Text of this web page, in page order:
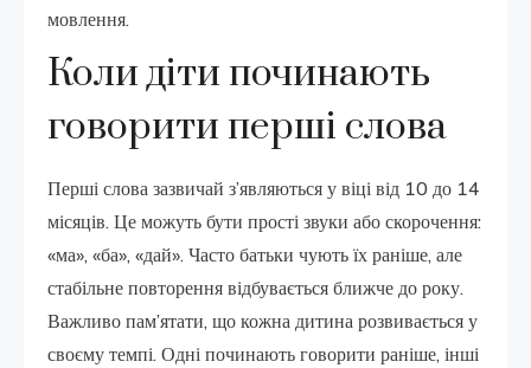
мовлення.
Коли діти починають
говорити перші слова
Перші слова зазвичай з’являються у віці від 10 до 14
місяців. Це можуть бути прості звуки або скорочення:
«ма», «ба», «дай». Часто батьки чують їх раніше, але
стабільне повторення відбувається ближче до року.
Важливо пам’ятати, що кожна дитина розвивається у
своєму темпі. Одні починають говорити раніше, інші